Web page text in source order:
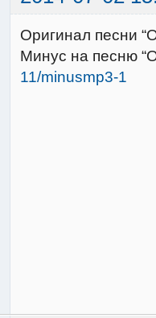
Оригинал песни
Минус на песню
11/minusmp3-1